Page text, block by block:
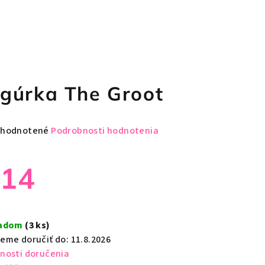
The Groot
Podrobnosti hodnotenia
(3 ks)
doručiť do: 11.8.2026
doručenia